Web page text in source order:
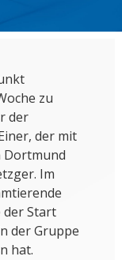
zu
der
der mit
Dortmund
Im
der Start
der Gruppe
hat.